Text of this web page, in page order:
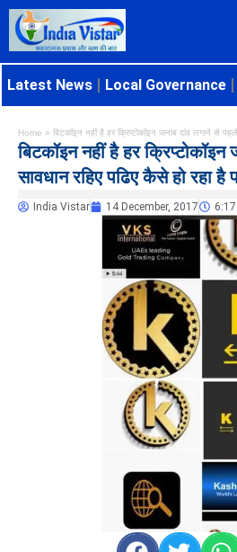
Latest News Local Governance
Home » बिटकॉइन नहीं है हर क्रिप्टोकॉइन जनाब दांव लगाने से पहले
बिटकॉइन नहीं है हर
सावधान रहिए पढिए कैसे हो रहा है
India Vistar 14 December, 2017